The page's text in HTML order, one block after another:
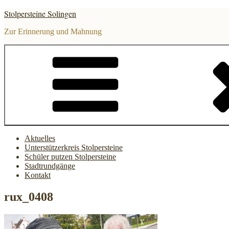
Zum
Inhalt
springen
Stolpersteine Solingen
Zur Erinnerung und Mahnung
Aktuelles
Unterstützerkreis Stolpersteine
Schüler putzen Stolpersteine
Stadtrundgänge
Kontakt
rux_0408